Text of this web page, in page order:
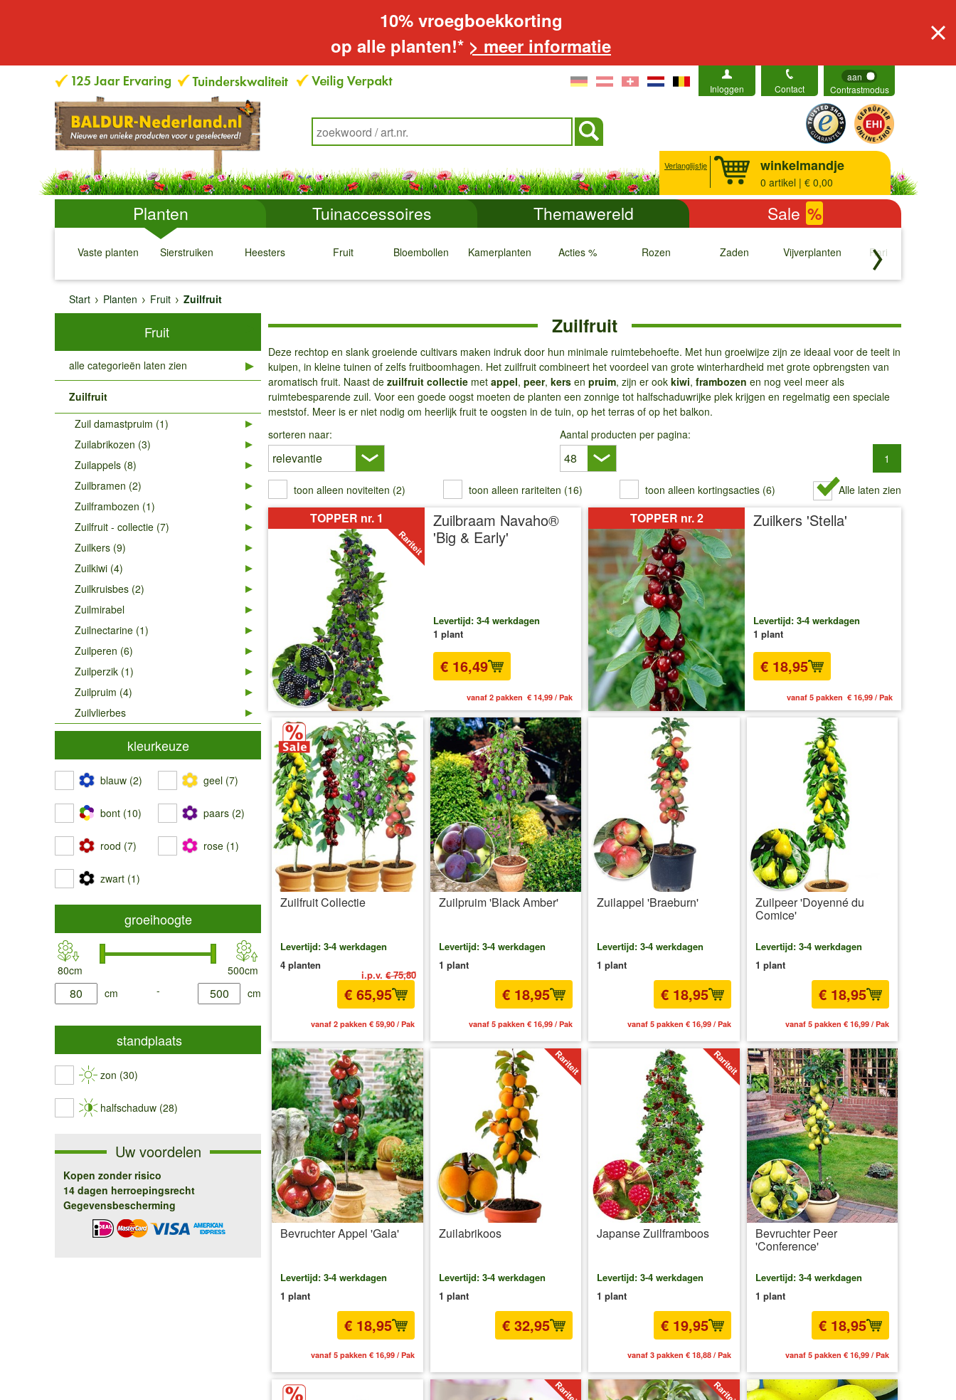
10% vroegboekkorting
op alle planten!* > meer informatie
Inloggen Contact
aan
Contrastmodus
Verlanglijstje winkelmandje
0 artikel | € 0,00
Planten Tuinaccessoires Themawereld Sale %
Vaste planten
↓
Sierstruiken
↓
Heesters
↓
Fruit
↓
Bloembollen
↓
Kamerplanten
↓
Acties %
↓
Rozen
↓
Zaden
↓
Vijverplanten
↓
Rariteiten
↓
Start
Planten Fruit Zuilfruit
Zuilfruit
Deze rechtop en slank groeiende cultivars maken indruk door hun minimale ruimtebehoefte. Met hun groeiwijze zijn ze ideaal voor de teelt in
kuipen, in kleine tuinen of zelfs fruitboomhagen. Het zuilfruit combineert het voordeel van grote winterhardheid met grote opbrengsten van
aromatisch fruit. Naast de zuilfruit collectie met appel, peer, kers en pruim, zijn er ook kiwi, frambozen en nog veel meer als
ruimtebesparende zuil. Voor een goede oogst moeten de planten een zonnige tot halfschaduwrijke plek krijgen en regelmatig een speciale
meststof. Meer is er niet nodig om heerlijk fruit te oogsten in de tuin, op het terras of op het balkon.
sorteren naar:
Aantal producten per pagina:
1
toon alleen noviteiten (2) toon alleen rariteiten (16) toon alleen kortingsacties (6) Alle laten zien
TOPPER nr. 1
Zuilbraam Navaho®
'Big & Early'
Levertijd: 3-4 werkdagen
1 plant
€ 16,49
vanaf 2 pakken € 14,99 / Pak
TOPPER nr. 2 Zuilkers 'Stella'
Levertijd: 3-4 werkdagen
1 plant
€ 18,95
vanaf 5 pakken € 16,99 / Pak
Zuilfruit Collectie
i.p.v. € 75,80
Levertijd: 3-4 werkdagen
4 planten
€ 65,95
vanaf 2 pakken € 59,90 / Pak
Zuilpruim 'Black Amber'
Levertijd: 3-4 werkdagen
1 plant
€ 18,95
vanaf 5 pakken € 16,99 / Pak
Zuilappel 'Braeburn'
Levertijd: 3-4 werkdagen
1 plant
€ 18,95
vanaf 5 pakken € 16,99 / Pak
Zuilpeer 'Doyenné du
Comice'
Levertijd: 3-4 werkdagen
1 plant
€ 18,95
vanaf 5 pakken € 16,99 / Pak
Bevruchter Appel 'Gala'
Levertijd: 3-4 werkdagen
1 plant
€ 18,95
vanaf 5 pakken € 16,99 / Pak
Zuilabrikoos
Levertijd: 3-4 werkdagen
1 plant
€ 32,95
Japanse Zuilframboos
Levertijd: 3-4 werkdagen
1 plant
€ 19,95
vanaf 3 pakken € 18,88 / Pak
Bevruchter Peer
'Conference'
Levertijd: 3-4 werkdagen
1 plant
€ 18,95
vanaf 5 pakken € 16,99 / Pak
Fruit
alle categorieën laten zien
Zuilfruit
Zuil damastpruim (1)
Zuilabrikozen (3)
Zuilappels (8)
Zuilbramen (2)
Zuilframbozen (1)
Zuilfruit - collectie (7)
Zuilkers (9)
Zuilkiwi (4)
Zuilkruisbes (2)
Zuilmirabel
Zuilnectarine (1)
Zuilperen (6)
Zuilperzik (1)
Zuilpruim (4)
Zuilvlierbes
kleurkeuze
blauw (2) geel (7)
bont (10) paars (2)
rood (7) rose (1)
zwart (1)
groeihoogte
80cm
500cm
product.list.filter.height.min
cm - cm
product.list.filter.height.max
standplaats
zon (30)
halfschaduw (28)
Uw voordelen
Kopen zonder risico
14 dagen herroepingsrecht
Gegevensbescherming